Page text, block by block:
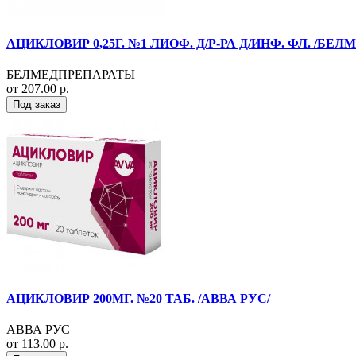
АЦИКЛОВИР 0,25Г. №1 ЛИОФ. Д/Р-РА Д/ИНФ. ФЛ. /
БЕЛМЕДПРЕПАРАТЫ
от 207.00 р.
Под заказ
АЦИКЛОВИР 200МГ. №20 ТАБ. /АВВА РУС/
АВВА РУС
от 113.00 р.